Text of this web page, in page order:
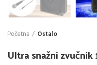
Početna Ostalo
Ultra snažni